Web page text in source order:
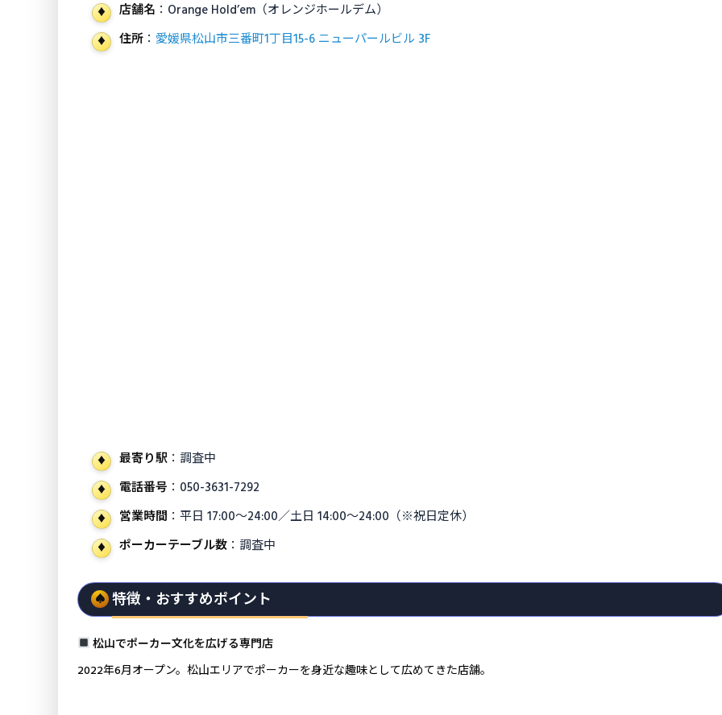
店舗名 ：Orange Hold’em（オレンジホールデム）
住所 ：愛媛県松山市三番町1丁目15-6 ニューパールビル 3F
最寄り駅 ：調査中
電話番号 ：050-3631-7292
営業時間 ：平日 17:00〜24:00／土日 14:00〜24:00（※祝日定休）
ポーカーテーブル数 ：調査中
特徴・おすすめポイント
松山でポーカー文化を広げる専門店
2022年6月オープン。松山エリアでポーカーを身近な趣味として広めてきた店舗。